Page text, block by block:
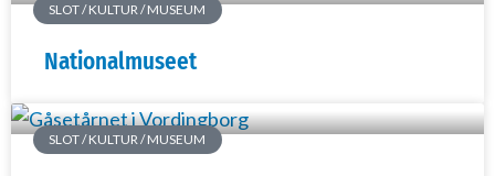
SLOT / KULTUR / MUSEUM
Nationalmuseet
SLOT / KULTUR / MUSEUM